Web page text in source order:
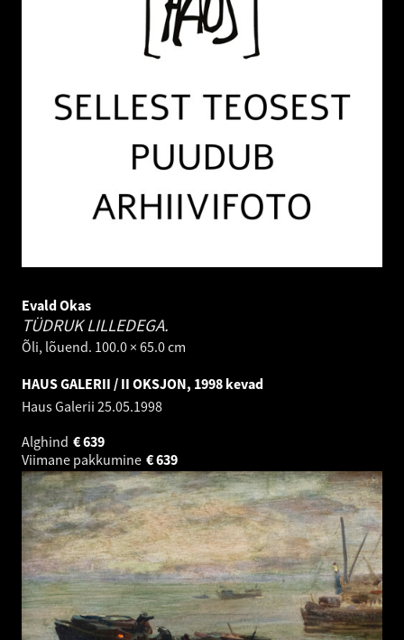
Evald Okas
TÜDRUK LILLEDEGA.
Õli, lõuend. 100.0 × 65.0 cm
HAUS GALERII / II OKSJON, 1998 kevad
Haus Galerii 25.05.1998
Alghind
639
€
Viimane pakkumine
639
€